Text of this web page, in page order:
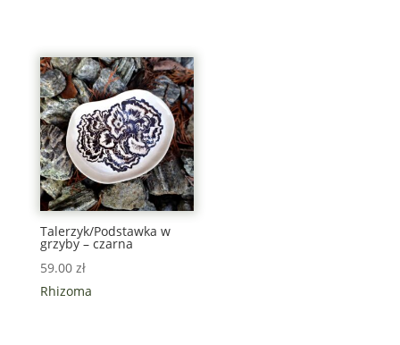
Talerzyk/Podstawka w
grzyby – czarna
59.00 zł
Rhizoma